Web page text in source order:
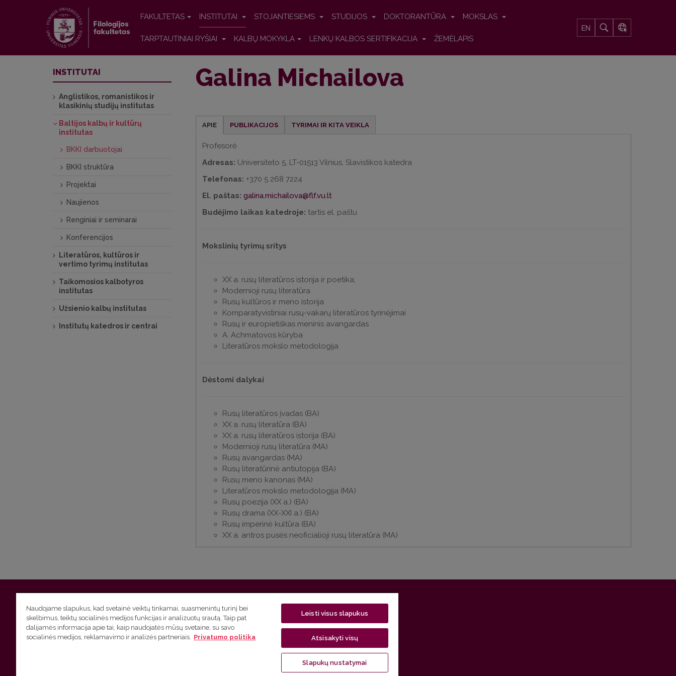
FAKULTETAS INSTITUTAI STOJANTIESIEMS STUDIJOS DOKTORANTŪRA MOKSLAS
TARPTAUTINIAI RYŠIAI KALBŲ MOKYKLA LENKŲ KALBOS SERTIFIKACIJA ŽEMĖLAPIS
EN
Galina Michailova
APIE PUBLIKACIJOS TYRIMAI IR KITA VEIKLA
Profesorė
Adresas: Universiteto 5, LT-01513 Vilnius, Slavistikos katedra
Telefonas: +370 5 268 7224
El. paštas: galina.michailova@flf.vu.lt
Budėjimo laikas katedroje: tartis el. paštu
Mokslinių tyrimų sritys
ХХ a. rusų literatūros istorija ir poetika,
Modernioji rusų literatūra
Rusų kultūros ir meno istorija
Komparatyvistiniai rusų-vakarų literatūros tyrinėjimai
Rusų ir europietiškas meninis avangardas
A. Achmatovos kūryba
Literatūros mokslo metodologija
Dėstomi dalykai
Rusų literatūros įvadas (BA)
XX a. rusų literatūra (BA)
XX a. rusų literatūros istorija (BA)
Modernioji rusų literatūra (MA)
Rusų avangardas (MA)
Rusų literatūrinė antiutopija (BA)
Rusų meno kanonas (MA)
Literatūros mokslo metodologija (MA)
Rusų poezija (XX a.) (BA)
Rusų drama (XX-XXI a.) (BA)
Rusų imperinė kultūra (BA)
XX a. antros pusės neoficialioji rusų literatūra (MA)
INSTITUTAI
Anglistikos, romanistikos ir
klasikinių studijų institutas
Baltijos kalbų ir kultūrų
institutas
BKKI darbuotojai
BKKI struktūra
Projektai
Naujienos
Renginiai ir seminarai
Konferencijos
Literatūros, kultūros ir
vertimo tyrimų institutas
Taikomosios kalbotyros
institutas
Užsienio kalbų institutas
Institutų katedros ir centrai
Vilniaus universitetas Filologijos fakultetas | Universiteto g. 5, LT-01131 Vilnius
Studijų skyriaus(studijų ir tvarkaraščio klausimai) tel. (0 5) 268 7208 | El. paštasstudijos@flf.vu.lt
Administracijos(personalo, auditorijų ir komunikacijos klausimai) tel. (0 5) 268 7207 | El. paštasflf@flf.vu.lt
https://www.flf.vu.lt/lsk| El. paštasandrius.apinis@flf.vu.lt
Naudojame slapukus, kad svetainė veiktų tinkamai, suasmenintų turinį bei
skelbimus, teiktų socialinės medijos funkcijas ir analizuotų srautą. Taip pat
dalijamės informacija apie tai, kaip naudojatės mūsų svetaine, su savo
socialinės medijos, reklamavimo ir analizės partneriais. Privatumo politika
Leisti visus slapukus
Atsisakyti visų
Slapukų nustatymai